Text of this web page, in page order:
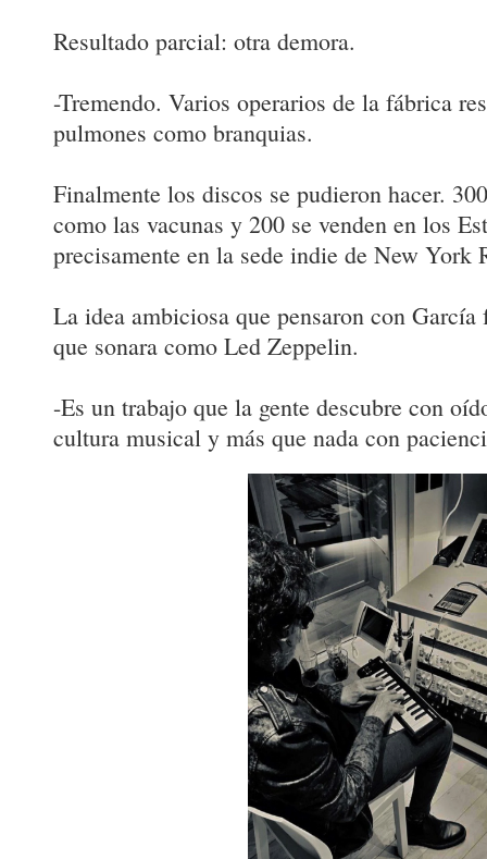
Resultado parcial: otra demora.
-Tremendo. Varios operarios de la fábrica
pulmones como branquias.
Finalmente los discos se pudieron hacer.
como las vacunas y 200 se venden en los
precisamente en la sede indie de New York
La idea ambiciosa que pensaron con
que sonara como Led Zeppelin.
-Es un trabajo que la gente descubre con
cultura musical y más que nada con